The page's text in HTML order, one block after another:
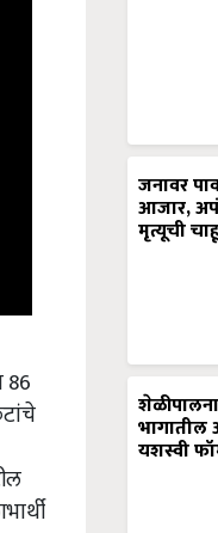
86
जनावर
आजार,
मृत्यूची
भागातील
यशस्वी